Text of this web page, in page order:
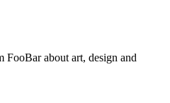
FooBar about art, design and